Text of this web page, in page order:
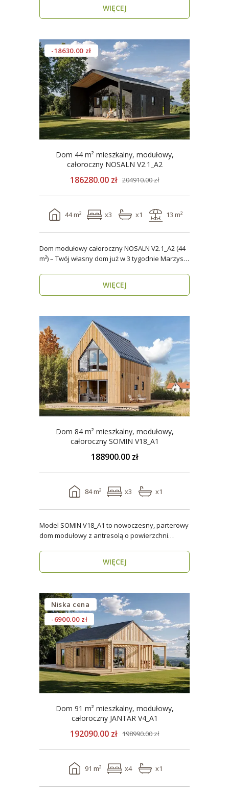
WIĘCEJ
-18630.00 zł
Dom 44 m² mieszkalny, modułowy,
całoroczny NOSALN V2.1_A2
186280.00 zł 204910.00 zł
44 m² x3 x1 13 m²
Dom modułowy całoroczny NOSALN V2.1_A2 (44
m²) – Twój własny dom już w 3 tygodnie Marzysz
WIĘCEJ
Dom 84 m² mieszkalny, modułowy,
całoroczny SOMIN V18_A1
188900.00 zł
84 m² x3 x1
Model SOMIN V18_A1 to nowoczesny, parterowy
dom modułowy z antresolą o powierzchni
WIĘCEJ
Niska cena
-6900.00 zł
Dom 91 m² mieszkalny, modułowy,
całoroczny JANTAR V4_A1
192090.00 zł 198990.00 zł
91 m² x4 x1